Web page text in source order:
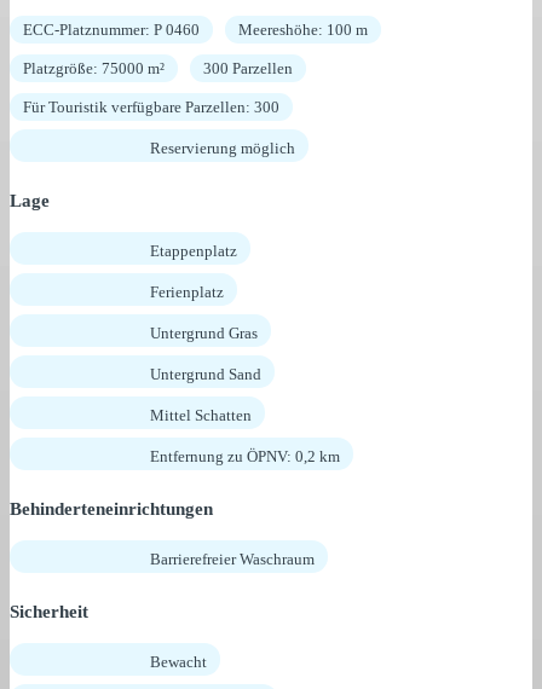
ECC-Platznummer: P 0460 Meereshöhe: 100 m
Platzgröße: 75000 m² 300 Parzellen
Für Touristik verfügbare Parzellen: 300
Reservierung möglich
Lage
Etappenplatz
Ferienplatz
Untergrund Gras
Untergrund Sand
Mittel Schatten
Entfernung zu ÖPNV: 0,2 km
Behinderteneinrichtungen
Barrierefreier Waschraum
Sicherheit
Bewacht